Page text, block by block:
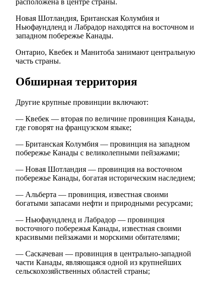
расположена в центре страны.
Новая Шотландия, Британская Колумбия и
Ньюфаундленд и Лабрадор находятся на восточном и
западном побережье Канады.
Онтарио, Квебек и Манитоба занимают центральную
часть страны.
Обширная территория
Другие крупные провинции включают:
— Квебек — вторая по величине провинция Канады,
где говорят на французском языке;
— Британская Колумбия — провинция на западном
побережье Канады с великолепными пейзажами;
— Новая Шотландия — провинция на восточном
побережье Канады, богатая историческим наследием;
— Альберта — провинция, известная своими
богатыми запасами нефти и природными ресурсами;
— Ньюфаундленд и Лабрадор — провинция
восточного побережья Канады, известная своими
красивыми пейзажами и морскими обитателями;
— Саскачеван — провинция в центрально-западной
части Канады, являющаяся одной из крупнейших
сельскохозяйственных областей страны;